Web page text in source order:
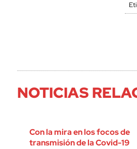
NOTICIAS
Con la mira en los focos de
transmisión de la Covid-19